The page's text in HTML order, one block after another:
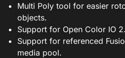
Multi Poly tool for easier
objects.
Support for Open Color IO
Support for referenced
media pool.